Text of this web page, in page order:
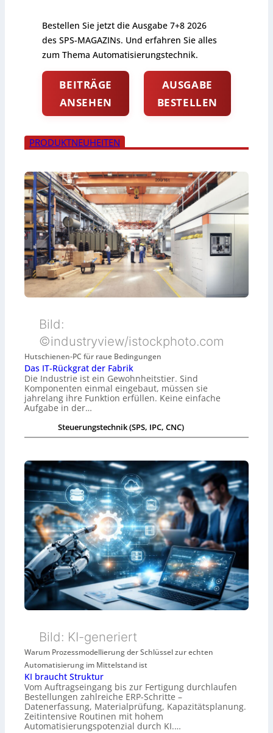
Bestellen Sie jetzt die Ausgabe 7+8 2026
des SPS-MAGAZINs. Und erfahren Sie alles
zum Thema Automatisierungstechnik.
BEITRÄGE
ANSEHEN
AUSGABE
BESTELLEN
PRODUKTNEUHEITEN
Bild:
©industryview/istockphoto.com
Hutschienen-PC für raue Bedingungen
Das IT-Rückgrat der Fabrik
Die Industrie ist ein Gewohnheitstier. Sind
Komponenten einmal eingebaut, müssen sie
jahrelang ihre Funktion erfüllen. Keine einfache
Aufgabe in der…
Steuerungstechnik (SPS, IPC, CNC)
Bild: KI-generiert
Warum Prozessmodellierung der Schlüssel zur echten
Automatisierung im Mittelstand ist
KI braucht Struktur
Vom Auftragseingang bis zur Fertigung durchlaufen
Bestellungen zahlreiche ERP-Schritte –
Datenerfassung, Materialprüfung, Kapazitätsplanung.
Zeitintensive Routinen mit hohem
Automatisierungspotenzial durch KI.…